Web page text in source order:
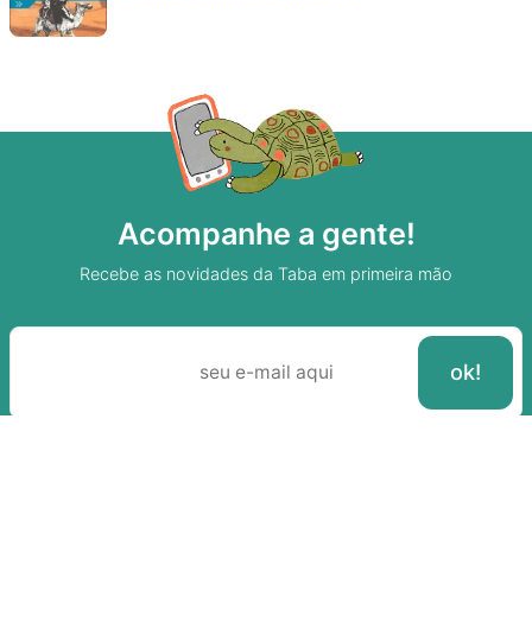
Acompanhe a gente!
Recebe as novidades da Taba em primeira mão